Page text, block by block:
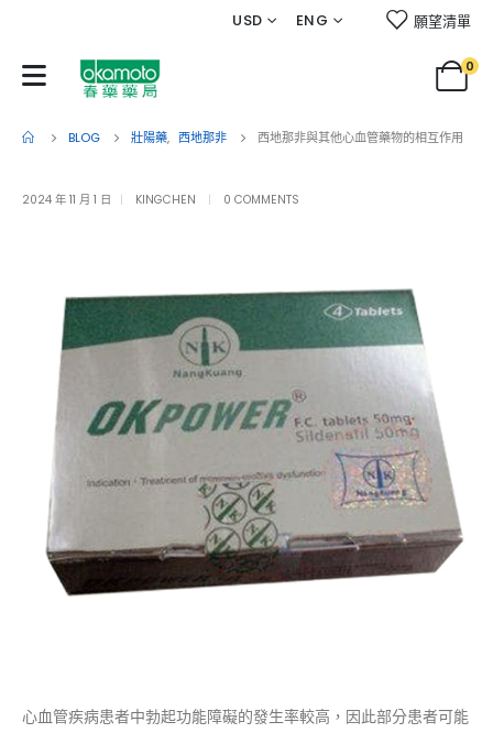
USD ENG 願望清單
0
BLOG 壯陽藥, 西地那非 西地那非與其他心血管藥物的相互作用
2024 年 11 月 1 日 KINGCHEN 0 COMMENTS
心血管疾病患者中勃起功能障礙的發生率較高，因此部分患者可能